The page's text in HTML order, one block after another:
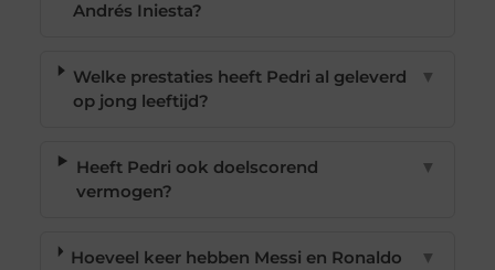
Andrés Iniesta?
Welke prestaties heeft Pedri al geleverd
op jong leeftijd?
▼
Heeft Pedri ook doelscorend
vermogen?
▼
Hoeveel keer hebben Messi en Ronaldo
▼